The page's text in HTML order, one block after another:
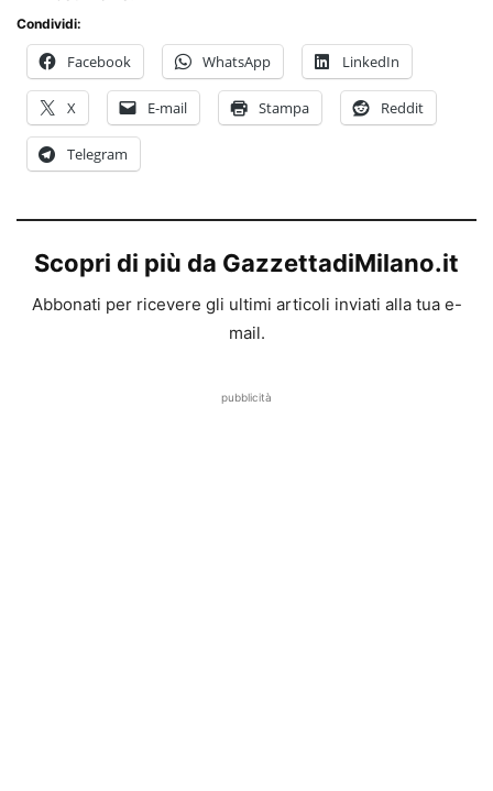
Condividi:
Facebook WhatsApp LinkedIn
X E-mail Stampa Reddit
Telegram
Scopri di più da GazzettadiMilano.it
Abbonati per ricevere gli ultimi articoli inviati alla tua e-
mail.
pubblicità